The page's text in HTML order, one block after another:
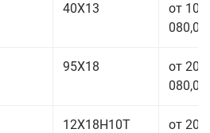
40Х13
от 103
080,00
95Х18
от 208
080,00
12Х18Н10Т
от 209